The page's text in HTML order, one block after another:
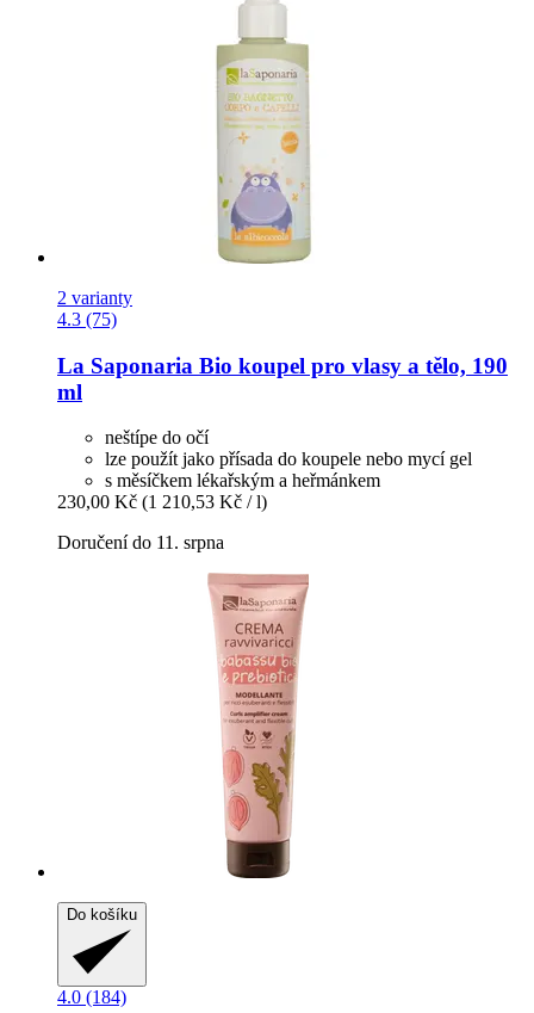
2 varianty
4.3 (75)
La Saponaria Bio koupel pro vlasy a tělo, 190
ml
neštípe do očí
lze použít jako přísada do koupele nebo mycí gel
s měsíčkem lékařským a heřmánkem
230,00 Kč (1 210,53 Kč / l)
Doručení do 11. srpna
Do košíku
4.0 (184)